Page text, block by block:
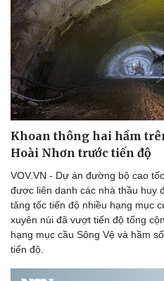
Khoan thông hai hầm
Hoài Nhơn trước tiến độ
VOV.VN - Dự án đường bộ cao
được liên danh các nhà thầu huy
tăng tốc tiến độ nhiều hạng mục
xuyên núi đã vượt tiến độ tổng
hạng mục cầu Sông Vệ và hầm
tiến độ.